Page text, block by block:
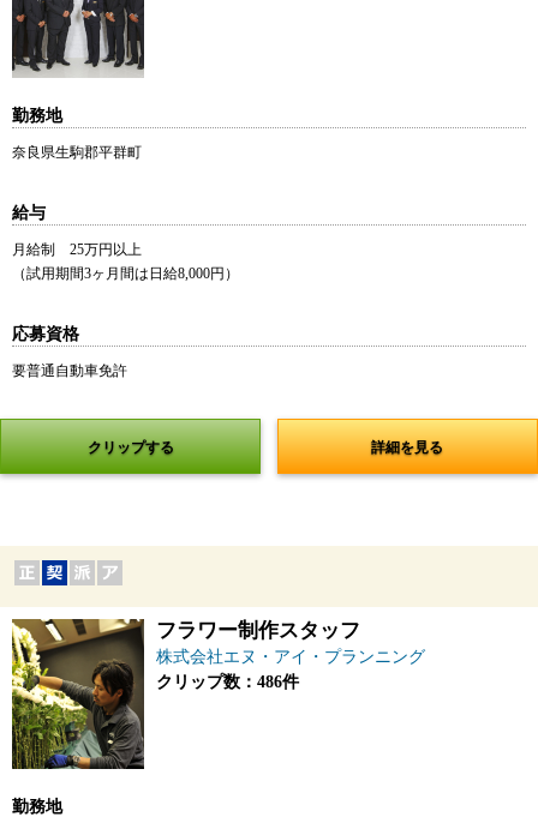
勤務地
奈良県生駒郡平群町
給与
月給制 25万円以上
（試用期間3ヶ月間は日給8,000円）
応募資格
要普通自動車免許
クリップする 詳細を見る
フラワー制作スタッフ
株式会社エヌ・アイ・プランニング
クリップ数：486件
勤務地